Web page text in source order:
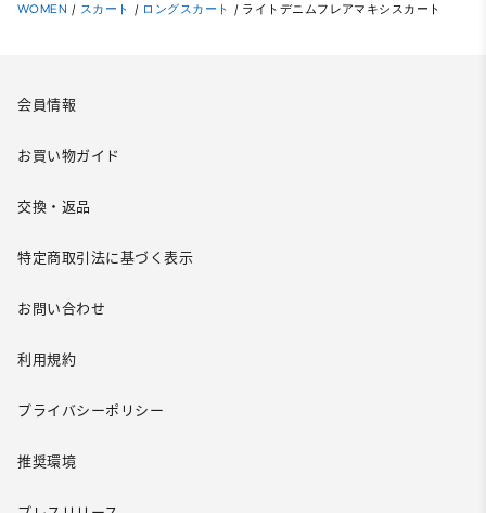
WOMEN / スカート / ロングスカート / ライトデニムフレアマキシスカート
会員情報
お買い物ガイド
交換・返品
特定商取引法に基づく表示
お問い合わせ
利用規約
プライバシーポリシー
推奨環境